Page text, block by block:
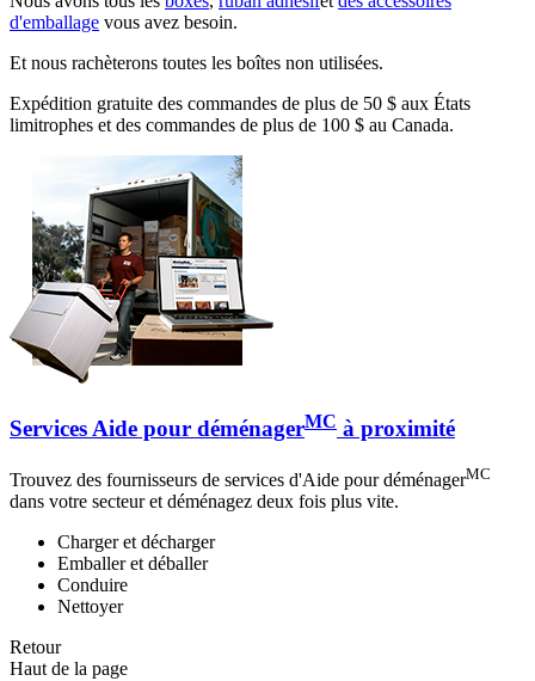
d'emballage vous avez besoin.
Et nous rachèterons toutes les boîtes non utilisées.
Expédition gratuite des commandes de plus de 50 $ aux États
limitrophes et des commandes de plus de 100 $ au Canada.
Services Aide pour déménagerMC à proximité
Trouvez des fournisseurs de services d'Aide pour déménagerMC
dans votre secteur et déménagez deux fois plus vite.
Charger et décharger
Emballer et déballer
Conduire
Nettoyer
Retour
Haut de la page